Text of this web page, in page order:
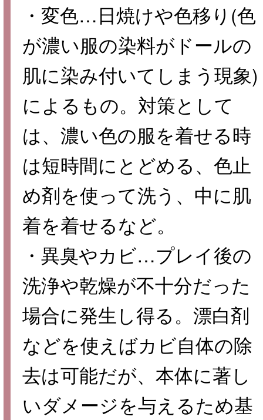
・変色…日焼けや色移り(色
が濃い服の染料がドールの
肌に染み付いてしまう現象)
によるもの。対策として
は、濃い色の服を着せる時
は短時間にとどめる、色止
め剤を使って洗う、中に肌
着を着せるなど。
・異臭やカビ…プレイ後の
洗浄や乾燥が不十分だった
場合に発生し得る。漂白剤
などを使えばカビ自体の除
去は可能だが、本体に著し
いダメージを与えるため基